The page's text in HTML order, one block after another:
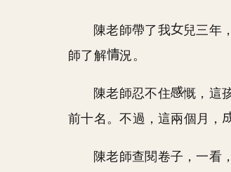
陳老師帶了我 兒三年
師了解
況。
陳老師忍不住
慨，這
前十名。不過，這兩個月，
陳老師查閱卷子，一看